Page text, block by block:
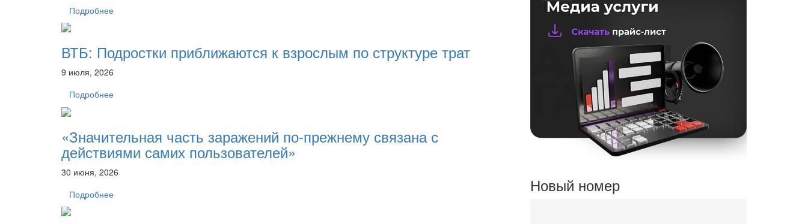
Подробнее
ВТБ: Подростки приближаются к взрослым по структуре трат
9 июля, 2026
Подробнее
«Значительная часть заражений по‑прежнему связана с
действиями самих пользователей»
30 июня, 2026
Подробнее
Новый номер